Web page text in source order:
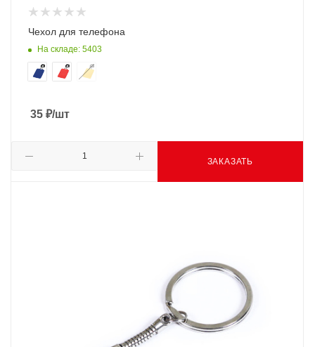
Чехол для телефона
На складе: 5403
35 ₽/шт
ЗАКАЗАТЬ